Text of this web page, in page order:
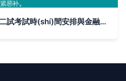
2019年臨床助理醫(yī)師二試考試時(shí)間安排與金融外包服務(wù)的創(chuàng)新融合